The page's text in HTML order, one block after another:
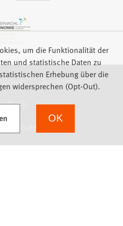
Barrierefreiheit
um die Funktionalität der
und statistische Daten zu
Erhebung über die
widersprechen (Opt-Out).
OK